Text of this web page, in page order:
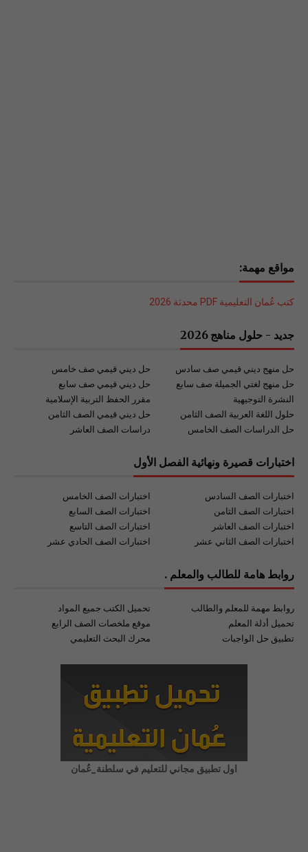
مواقع مهمة:
كتب عُمان التعليمية PDF محدثة 2026
جديد - حلول مناهج 2026
حل ديني قيمي صف خامس
حل منهج ديني قيمي صف سادس
حل ديني قيمي صف سابع
حل منهج لغتي الجميلة صف سابع
مقرر الحفظ التربية الإسلامية
النشرة التوجيهية
حل ديني قيمي الصف الثامن
حلول اللغة العربية الصف الثامن
دراسات الصف العاشر
حل الدراسات الصف الخامس
اختبارات قصيرة ونهائية الفصل الأول
اختبارات الصف الخامس
اختبارات الصف السادس
اختبارات الصف السابع
اختبارات الصف الثامن
اختبارات الصف التاسع
اختبارات الصف العاشر
اختبارات الصف الحادي عشر
اختبارات الصف الثاني عشر
روابط هامة للطالب والمعلم .
تحميل الكتب جميع المواد
روابط مهمة للمعلم والطالب
موقع ملخصات الصف الرابع
تحميل أدلة المعلم
محرك البحث التعليمي
تطبيق حل الواجبات
اول تطبيق مجاني للتعليم في سلطنة_عُمان